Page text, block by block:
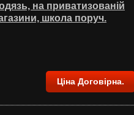
на приватизованій
школа поруч.
Ціна Договірна.